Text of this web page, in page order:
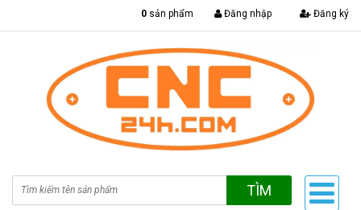
0 sản phẩm Đăng nhập Đăng ký
TÌM